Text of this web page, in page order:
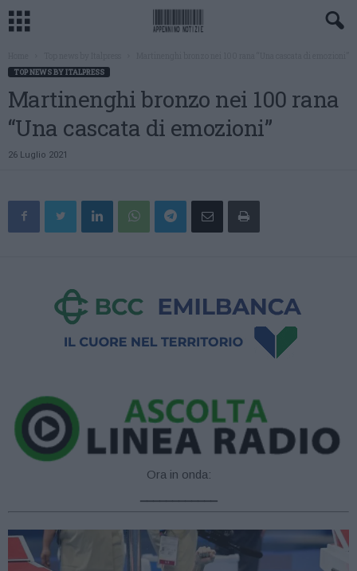
TOP NEWS BY ITALPRESS
Martinenghi bronzo nei 100 rana
“Una cascata di emozioni”
26 Luglio 2021
Ora in onda: